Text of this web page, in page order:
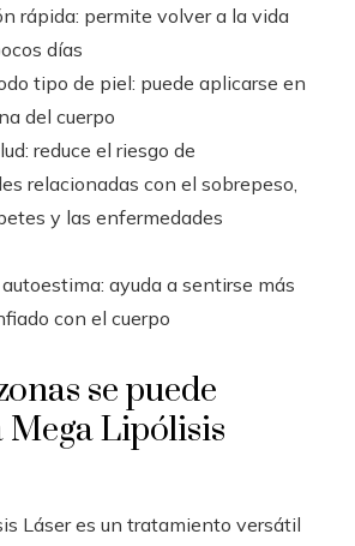
rápida: permite volver a la vida
días
tipo de piel: puede aplicarse en
del cuerpo
reduce el riesgo de
relacionadas con el sobrepeso,
y las enfermedades
ayuda a sentirse más
con el cuerpo
se puede
Mega Lipólisis
Láser es un tratamiento versátil